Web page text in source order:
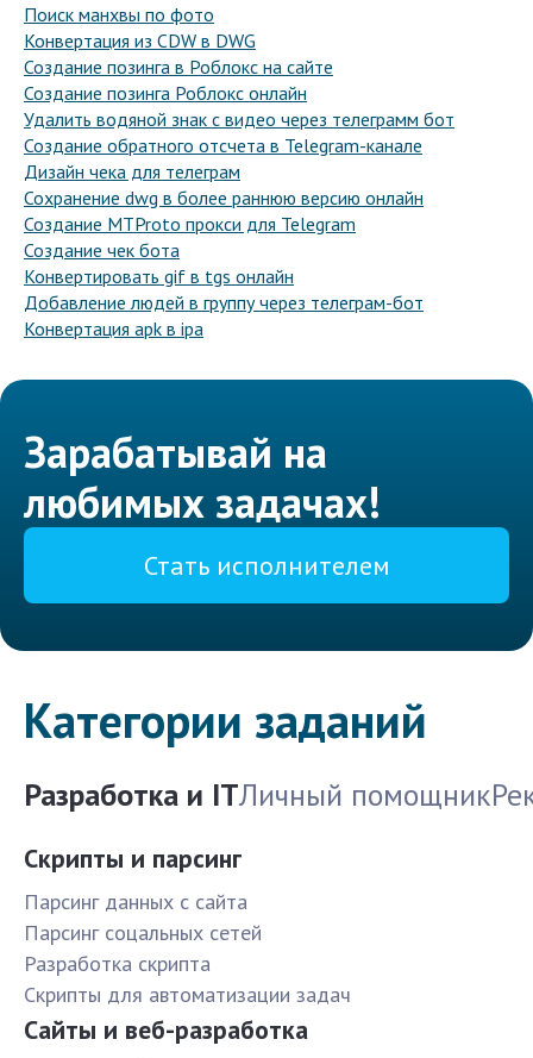
Поиск манхвы по фото
Конвертация из CDW в DWG
Создание позинга в Роблокс на сайте
Создание позинга Роблокс онлайн
Удалить водяной знак с видео через телеграмм бот
Создание обратного отсчета в Telegram-канале
Дизайн чека для телеграм
Сохранение dwg в более раннюю версию онлайн
Создание MTProto прокси для Telegram
Создание чек бота
Конвертировать gif в tgs онлайн
Добавление людей в группу через телеграм-бот
Конвертация apk в ipa
Зарабатывай на
любимых задачах!
Стать исполнителем
Категории заданий
Разработка и ITЛичный помощник
Скрипты и парсинг
Парсинг данных с сайта
Парсинг соцальных сетей
Разработка скрипта
Скрипты для автоматизации задач
Сайты и веб-разработка